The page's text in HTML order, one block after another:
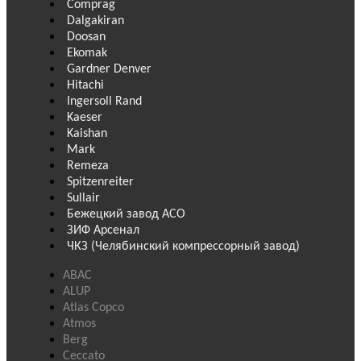
Comprag
Dalgakiran
Doosan
Ekomak
Gardner Denver
Hitachi
Ingersoll Rand
Kaeser
Kaishan
Mark
Remeza
Spitzenreiter
Sullair
Бежецкий завод АСО
ЗИФ Арсенал
ЧКЗ (Челябинский компрессорный завод)
ABAC
ALUP
Atlas Copco
Atmos
Berg
Ceccato